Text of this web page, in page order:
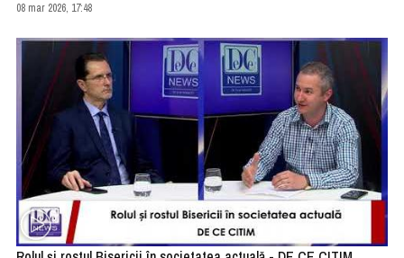
08 mar 2026, 17:48